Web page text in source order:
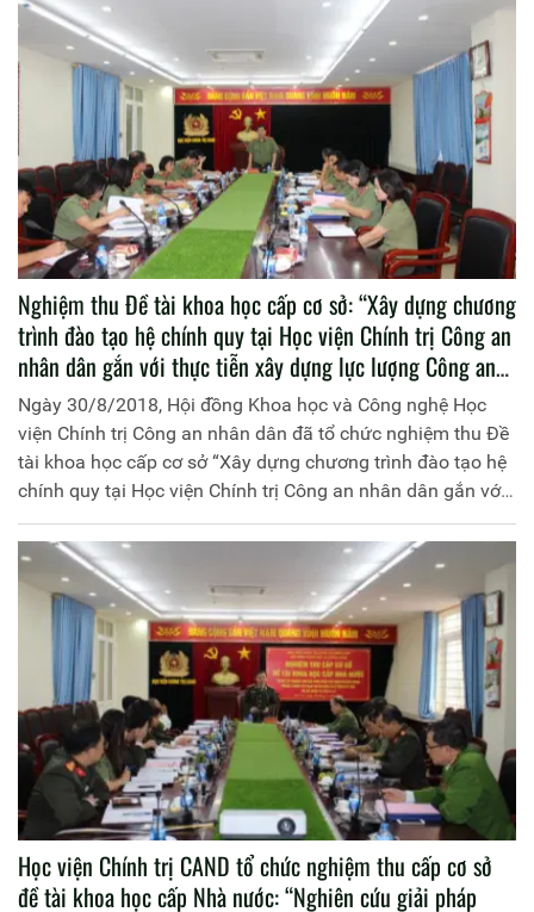
làm chủ nhiệm. Đồng chí Thiếu tướng, PGS. TS Trần Vi
Dân, Giám đốc Học viện là Chủ tịch Hội đồng nghiệm thu.
Nghiệm thu Đề tài khoa học cấp cơ sở: “Xây dựng chương
trình đào tạo hệ chính quy tại Học viện Chính trị Công an
nhân dân gắn với thực tiễn xây dựng lực lượng Công an
nhân dân trong tình hình hiện nay”
Ngày 30/8/2018, Hội đồng Khoa học và Công nghệ Học
viện Chính trị Công an nhân dân đã tổ chức nghiệm thu Đề
tài khoa học cấp cơ sở “Xây dựng chương trình đào tạo hệ
chính quy tại Học viện Chính trị Công an nhân dân gắn với
thực tiễn xây dựng lực lượng Công an nhân dân trong tình
hình hiện nay”, mã số SX.2016.T29.036 do đồng chí
Thượng tá, TS Tống Văn Khuông, Trưởng phòng Phòng
Quản lý đào tạo làm chủ nhiệm.
Học viện Chính trị CAND tổ chức nghiệm thu cấp cơ sở
đề tài khoa học cấp Nhà nước: “Nghiên cứu giải pháp